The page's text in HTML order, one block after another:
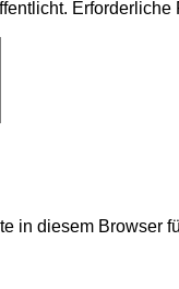
Erforderliche
in diesem Browser